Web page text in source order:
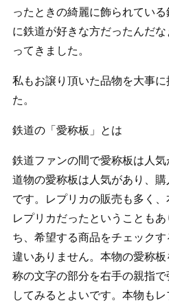
ったときの綺麗に飾られてい
に鉄道が好きな方だったんだ
ってきました。
私もお譲り頂いた品物を大事
た。
鉄道の「愛称板」とは
鉄道ファンの間で愛称板は人
道物の愛称板は人気があり、
です。レプリカの販売も多く
レプリカだったということも
ち、希望する商品をチェック
違いありません。本物の愛称
称の文字の部分を右手の親指
してみるとよいです。本物も